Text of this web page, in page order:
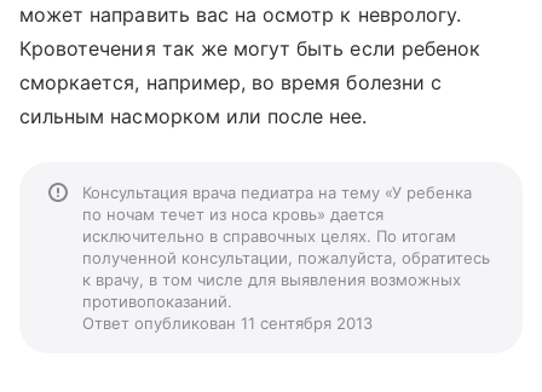
может направить вас на осмотр к неврологу.
Кровотечения так же могут быть если ребенок
сморкается, например, во время болезни с
сильным насморком или после нее.
Консультация врача педиатра на тему «У ребенка
по ночам течет из носа кровь» дается
исключительно в справочных целях. По итогам
полученной консультации, пожалуйста, обратитесь
к врачу, в том числе для выявления возможных
противопоказаний.
Ответ опубликован 11 сентября 2013